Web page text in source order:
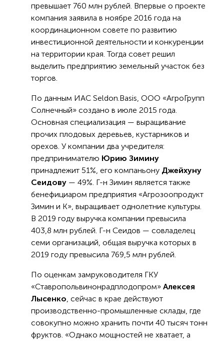
превышает 760 млн рублей. Впервые о проекте
компания заявила в ноябре 2016 года на
координационном совете по развитию
инвестиционной деятельности и конкуренции
на территории края. Тогда совет решил
выделить предприятию земельный участок без
торгов.
По данным ИАС Seldon.Basis, ООО «АгроГрупп
Солнечный» создано в июле 2015 года.
Основная специализация — выращивание
прочих плодовых деревьев, кустарников и
орехов. У компании два учредителя:
предпринимателю Юрию Зимину
принадлежит 51%, его компаньону Джейхуну
Сеидову — 49%. Г-н Зимин является также
бенефициаром предприятия «Агрозоопродукт
Зимин и К», выращивает однолетние культуры.
В 2019 году выручка компании превысила
403,8 млн рублей. Г-н Сеидов — совладелец
семи организаций, общая выручка которых в
2019 году превысила 769,5 млн рублей.
По оценкам замруководителя ГКУ
«Ставропольвинонрадплодопром» Алексея
Лысенко , сейчас в крае действуют
производственно-промышленные склады, где
совокупно можно хранить почти 40 тысяч тонн
фруктов. «Однако мощностей не хватает, а